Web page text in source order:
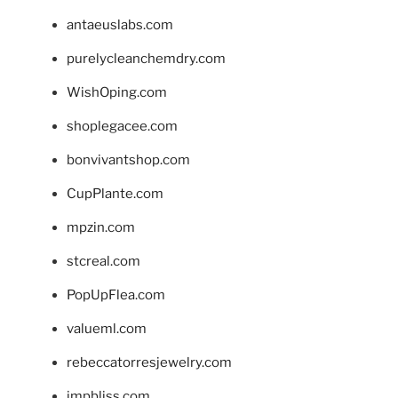
antaeuslabs.com
purelycleanchemdry.com
WishOping.com
shoplegacee.com
bonvivantshop.com
CupPlante.com
mpzin.com
stcreal.com
PopUpFlea.com
valueml.com
rebeccatorresjewelry.com